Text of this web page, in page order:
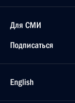
Для СМИ
Подписаться
English